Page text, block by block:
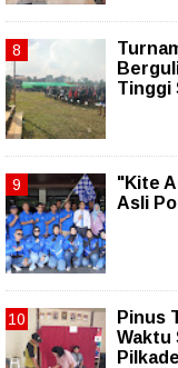
Tinggi
"Kite
Asli
Pinus
Waktu